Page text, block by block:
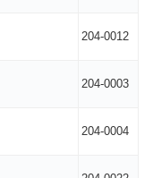
204-0012
204-0003
204-0004